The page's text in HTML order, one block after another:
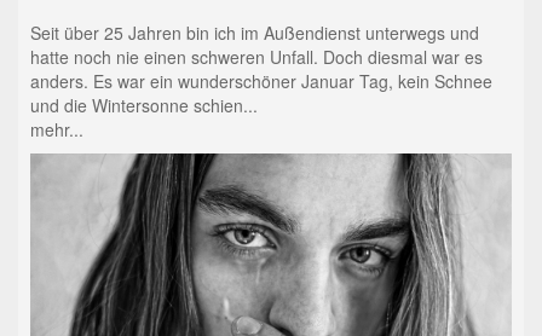
Seit über 25 Jahren bin ich im Außendienst unterwegs und
hatte noch nie einen schweren Unfall. Doch diesmal war es
anders. Es war ein wunderschöner Januar Tag, kein Schnee
und die Wintersonne schien...
mehr...